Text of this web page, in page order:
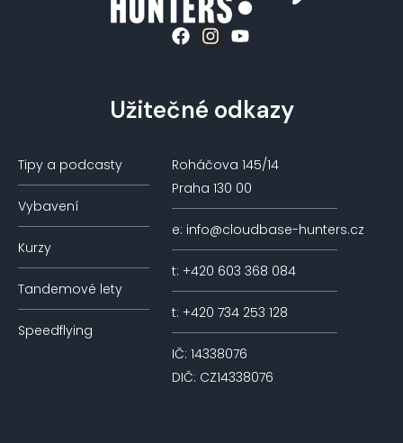
Užitečné odkazy
Tipy a podcasty
Vybavení
Kurzy
Tandemové lety
Speedflying
Roháčova 145/14
Praha 130 00
e: info@cloudbase-hunters.cz
t: +420 603 368 084
t: +420 734 253 128
IČ: 14338076
DIČ: CZ14338076